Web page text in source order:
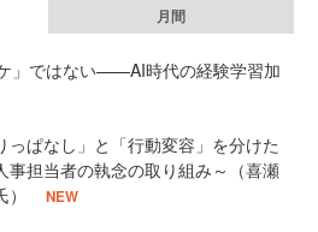
月間
」ではない——AI時代の経験学習加
っぱなし」と「行動変容」を分けた
事担当者の執念の取り組み～（喜瀬
NEW